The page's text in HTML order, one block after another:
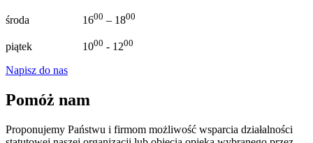
środa 1600 – 1800
piątek 1000 - 1200
Napisz do nas
Pomóż nam
Proponujemy Państwu i firmom możliwość wsparcia działalności